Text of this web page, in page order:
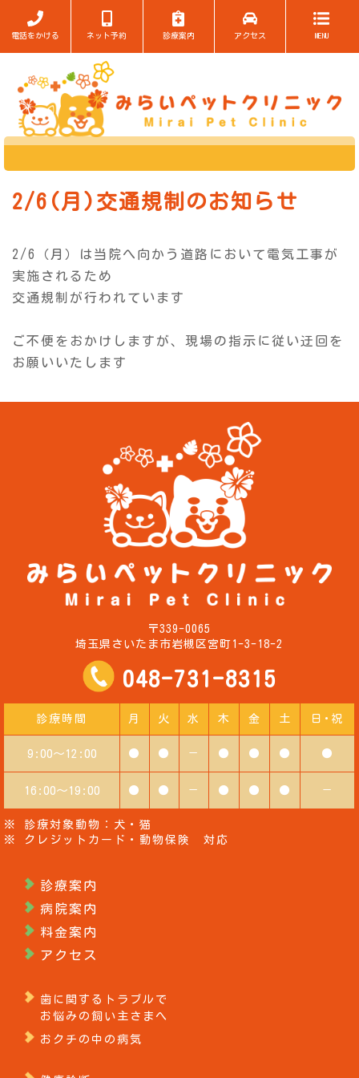
電話をかける ネット予約 診療案内 アクセス MENU
2/6(月)交通規制のお知らせ
2/6（月）は当院へ向かう道路において電気工事が
実施されるため
交通規制が行われています
ご不便をおかけしますが、現場の指示に従い迂回を
お願いいたします
〒339-0065
埼玉県さいたま市岩槻区宮町1-3-18-2
048-731-8315
診療時間 月 火 水 木 金 土 日･祝
9:00～12:00 ● ● － ● ● ● ●
16:00～19:00 ● ● － ● ● ● －
※ 診療対象動物：犬・猫
※ クレジットカード・動物保険 対応
診療案内
病院案内
料金案内
アクセス
歯に関するトラブルで
お悩みの飼い主さまへ
おクチの中の病気